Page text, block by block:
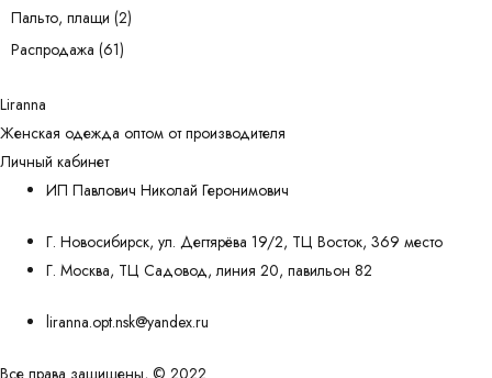
Пальто, плащи (2)
Распродажа (61)
Liranna
Женская одежда оптом от производителя
Личный кабинет
ИП Павлович Николай Геронимович
Г. Новосибирск, ул. Дегтярёва 19/2, ТЦ Восток, 369 место
Г. Москва, ТЦ Садовод, линия 20, павильон 82
liranna.opt.nsk@yandex.ru